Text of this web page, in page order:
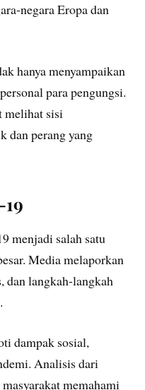
negara Eropa dan
hanya menyampaikan
para pengungsi.
melihat sisi
dan perang yang
menjadi salah satu
Media melaporkan
dan langkah-langkah
dampak sosial,
Analisis dari
memahami